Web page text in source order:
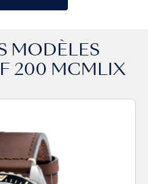
MODÈLES
200 MCMLIX